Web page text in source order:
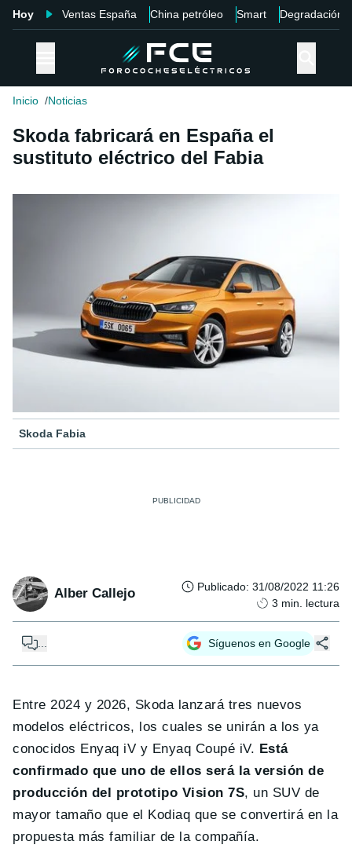
Hoy Ventas España China petróleo Smart Degradación
Inicio Noticias
Skoda fabricará en España el
sustituto eléctrico del Fabia
Skoda Fabia
Alber Callejo Publicado: 31/08/2022 11:26
3 min. lectura
Síguenos en Google
Entre 2024 y 2026, Skoda lanzará tres nuevos
modelos eléctricos, los cuales se unirán a los ya
conocidos Enyaq iV y Enyaq Coupé iV. Está
confirmado que uno de ellos será la versión de
producción del prototipo Vision 7S, un SUV de
mayor tamaño que el Kodiaq que se convertirá en la
propuesta más familiar de la compañía.